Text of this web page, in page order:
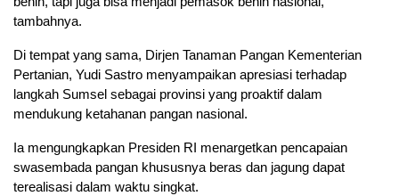
tambahnya.
Di tempat yang sama, Dirjen Tanaman Pangan Kementerian
Pertanian, Yudi Sastro menyampaikan apresiasi terhadap
langkah Sumsel sebagai provinsi yang proaktif dalam
mendukung ketahanan pangan nasional.
Ia mengungkapkan Presiden RI menargetkan pencapaian
swasembada pangan khususnya beras dan jagung dapat
terealisasi dalam waktu singkat.